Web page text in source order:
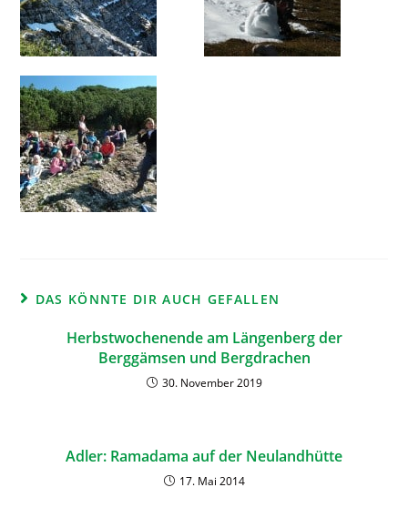
DAS KÖNNTE DIR AUCH GEFALLEN
Herbstwochenende am Längenberg der
Berggämsen und Bergdrachen
30. November 2019
Adler: Ramadama auf der Neulandhütte
17. Mai 2014